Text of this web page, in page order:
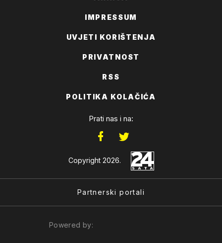
IMPRESSUM
UVJETI KORIŠTENJA
PRIVATNOST
RSS
POLITIKA KOLAČIĆA
Prati nas i na:
Copyright 2026.
Partnerski portali
Powered by: